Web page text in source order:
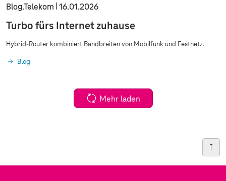
Blog.Telekom 16.01.2026
Turbo fürs Internet zuhause
Hybrid-Router kombiniert Bandbreiten von Mobilfunk und Festnetz.
Blog
Mehr laden